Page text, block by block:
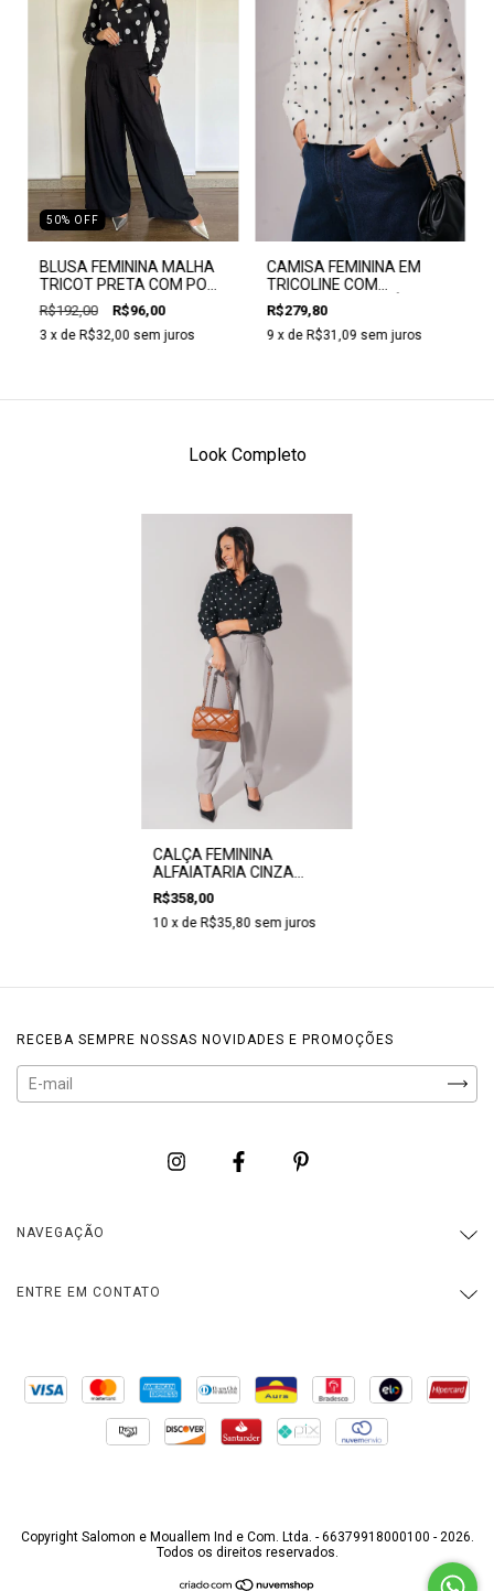
50% OFF
BLUSA FEMININA MALHA
TRICOT PRETA COM POÁ
BRANCO - CLARA ASSIS
R$192,00 R$96,00
3 x de R$32,00 sem juros
CAMISA FEMININA EM
TRICOLINE COM
DETALHES EM POÁ -
CLARA ASSIS
R$279,80
9 x de R$31,09 sem juros
Look Completo
CALÇA FEMININA
ALFAIATARIA CINZA
SENSORIALE - CLARA
ASSIS
R$358,00
10 x de R$35,80 sem juros
RECEBA SEMPRE NOSSAS NOVIDADES E PROMOÇÕES
NAVEGAÇÃO
ENTRE EM CONTATO
Copyright Salomon e Mouallem Ind e Com. Ltda. - 66379918000100 - 2026.
Todos os direitos reservados.